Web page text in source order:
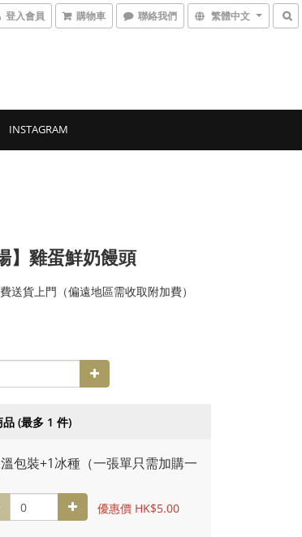
登入會員 購物車 聯絡我們 繁體中文
INSTAGRAM
】雞蛋鮮奶饅頭
送貨上門（偏遠地區需收取附加費）
品 (最多 1 件)
包裝+1冰種（一張單只需加購一
優惠價 HK$5.00